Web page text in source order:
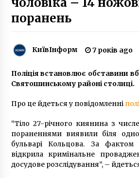
7 років ago
6 років ago
У Києві на дитячих
обмежуючі стрічки
округ №216
7 років ago
У центрі Києва через
поранень
КиївІнформ 7 років ago
Поліція встановлює обставини
Святошинському районі столиці.
Про це йдеться у повідомленні
“Тіло 27-річного киянина з
пораненнями виявили біля
бульварі Кольцова. За фактом
відкрила кримінальне
досудове розслідування”, –